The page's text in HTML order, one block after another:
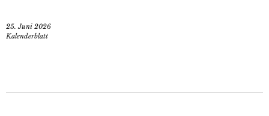
25. Juni 2026
Kalenderblatt